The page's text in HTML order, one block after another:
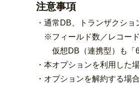
注意事項
・通常DB、トランザクシ
※フィールド数／レコード
仮想DB（連携型）も「
・本オプションを利用した
・オプションを解約する場